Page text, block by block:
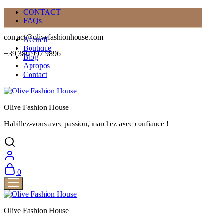
CONTACT
FAQs
contact@olivefashionhouse.com
+39 389 997 9896
Accueil
Boutique
Blog
Apropos
Contact
Olive Fashion House
Habillez-vous avec passion, marchez avec confiance !
0
Olive Fashion House